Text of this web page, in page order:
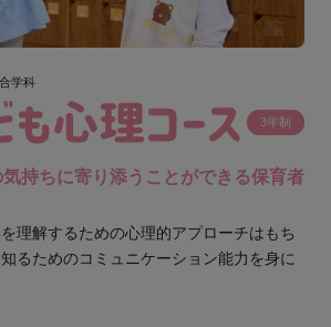
学科
3年制
持ちに寄り添うことができる保育者
理解するための心理的アプローチはもち
るためのコミュニケーション能力を身に